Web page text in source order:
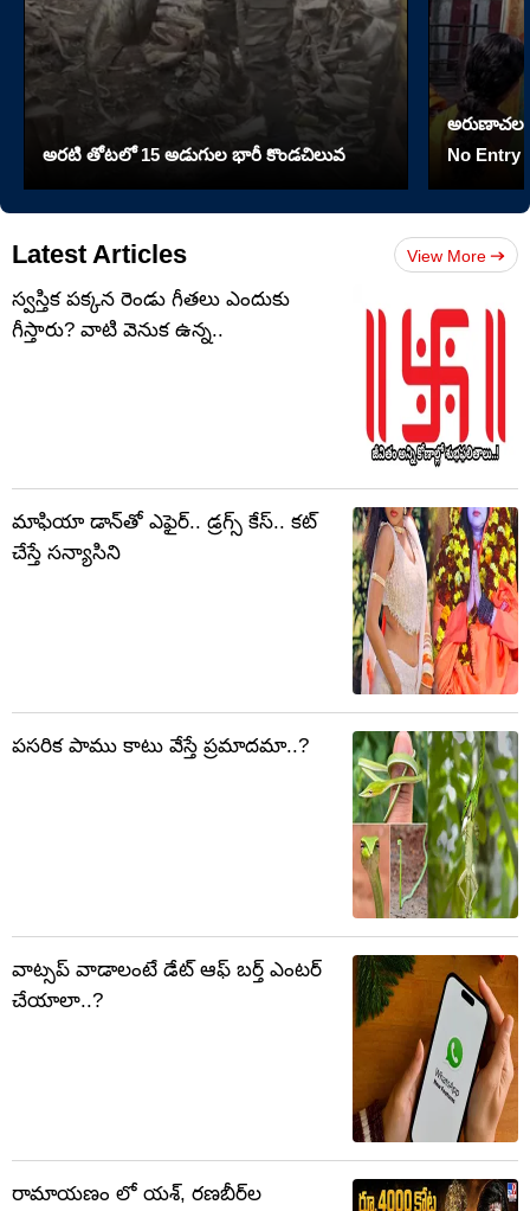
అరటి తోటలో 15 అడుగుల భారీ కొండచిలువ
అరుణాచలం
No Entry
Latest Articles View More
స్వస్తిక పక్కన రెండు గీతలు ఎందుకు
గీస్తారు? వాటి వెనుక ఉన్న..
మాఫియా డాన్‌తో ఎఫైర్.. డ్రగ్స్ కేస్.. కట్
చేస్తే సన్యాసిని
పసరిక పాము కాటు వేస్తే ప్రమాదమా..?
వాట్సప్ వాడాలంటే డేట్ ఆఫ్ బర్త్ ఎంటర్
చేయాలా..?
రామాయణం లో యశ్, రణబీర్‌ల